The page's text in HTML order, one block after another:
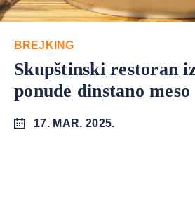
BREJKING
Skupštinski restoran
ponude dinstano meso
17. MAR. 2025.